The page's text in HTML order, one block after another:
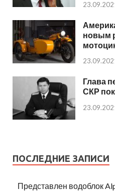
новым
Глава
СКР
ПОСЛЕДНИЕ ЗАПИСИ
Представлен водоблок